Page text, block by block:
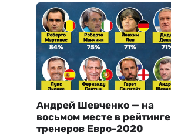
Андрей Шевченко — на
восьмом месте в рейтинге
тренеров Евро-2020